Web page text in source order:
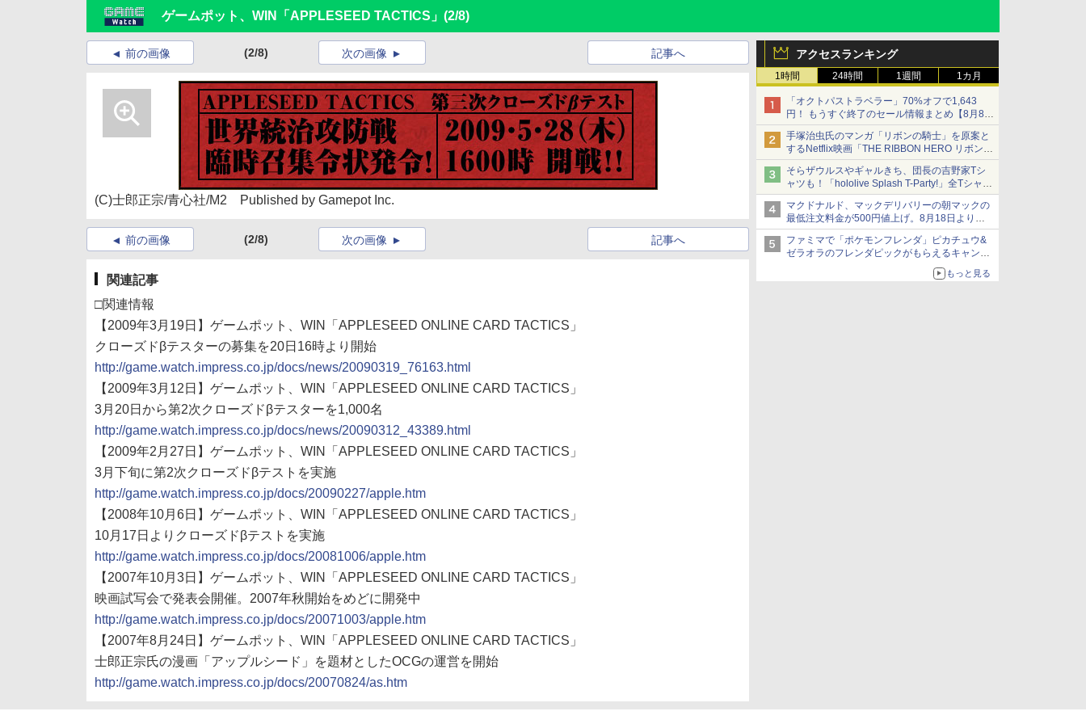
ゲームポット、WIN「APPLESEED TACTICS」 (2/8)
アクセスランキング
1時間 24時間 1週間 1カ月
「オクトパストラベラー」70%オフで1,643
円！ もうすぐ終了のセール情報まとめ【8月8日
更新】
ニンテンドーeショップでは「大神 絶景版」が
67%オフで990円
手塚治虫氏のマンガ「リボンの騎士」を原案と
するNetflix映画「THE RIBBON HERO リボンヒ
ーロー」本日配信開始
そらザウルスやギャルきち、団長の吉野家Tシ
ャツも！「hololive Splash T-Party!」全Tシャツ
ラインナップ公開＆オンライン販売開始
マクドナルド、マックデリバリーの朝マックの
最低注文料金が500円値上げ。8月18日より
1,500円から受付
ファミマで「ポケモンフレンダ」ピカチュウ&
ゼラオラのフレンダピックがもらえるキャンペ
もっと見る
前の画像 (2/8) 記事へ
次の画像
(C)士郎正宗/青心社/M2 Published by Gamepot Inc.
前の画像 (2/8) 記事へ
次の画像
関連記事
□関連情報
【2009年3月19日】ゲームポット、WIN「APPLESEED ONLINE CARD TACTICS」
クローズドβテスターの募集を20日16時より開始
http://game.watch.impress.co.jp/docs/news/20090319_76163.html
【2009年3月12日】ゲームポット、WIN「APPLESEED ONLINE CARD TACTICS」
3月20日から第2次クローズドβテスターを1,000名
http://game.watch.impress.co.jp/docs/news/20090312_43389.html
【2009年2月27日】ゲームポット、WIN「APPLESEED ONLINE CARD TACTICS」
3月下旬に第2次クローズドβテストを実施
http://game.watch.impress.co.jp/docs/20090227/apple.htm
【2008年10月6日】ゲームポット、WIN「APPLESEED ONLINE CARD TACTICS」
10月17日よりクローズドβテストを実施
http://game.watch.impress.co.jp/docs/20081006/apple.htm
【2007年10月3日】ゲームポット、WIN「APPLESEED ONLINE CARD TACTICS」
映画試写会で発表会開催。2007年秋開始をめどに開発中
http://game.watch.impress.co.jp/docs/20071003/apple.htm
【2007年8月24日】ゲームポット、WIN「APPLESEED ONLINE CARD TACTICS」
士郎正宗氏の漫画「アップルシード」を題材としたOCGの運営を開始
http://game.watch.impress.co.jp/docs/20070824/as.htm